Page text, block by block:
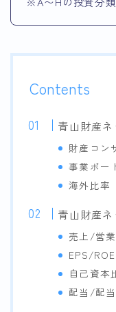
Contents
青山財産
財産コン
事業ポー
海外比率
青山財産
売上/営
EPS/ROE
自己資本
配当/配